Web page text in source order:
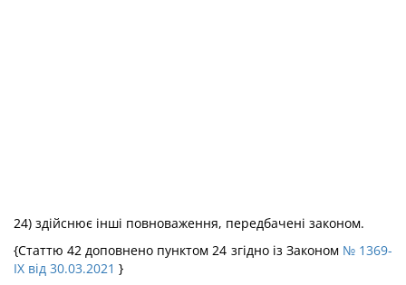
24) здійснює інші повноваження, передбачені законом.
{Статтю 42 доповнено пунктом 24 згідно із Законом № 1369-
IX від 30.03.2021 }